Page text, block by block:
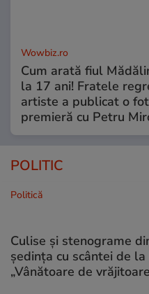
Wowbiz.ro
Cum arată fiul
la 17 ani! Fratele
artiste a publicat o
premieră cu Petru
POLITIC
Politică
Culise și stenograme
ședința cu scântei de la
„Vânătoare de